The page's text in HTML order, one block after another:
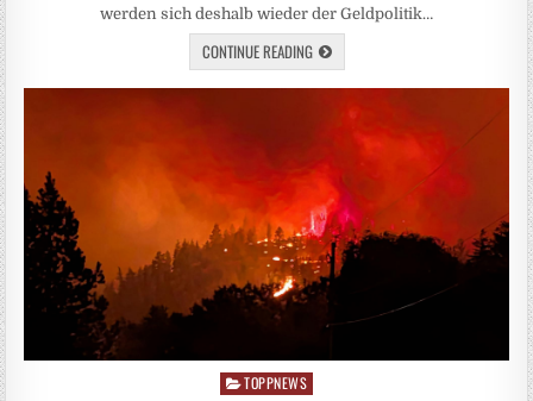
werden sich deshalb wieder der Geldpolitik…
CONTINUE READING
Posted
TOPPNEWS